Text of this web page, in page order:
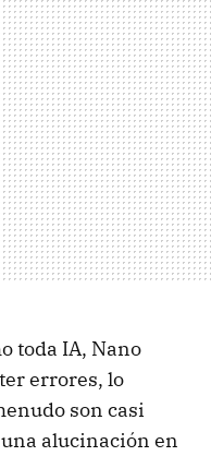
toda IA, Nano
errores, lo
son casi
alucinación en